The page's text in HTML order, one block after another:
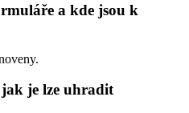
a kde jsou k
je lze uhradit